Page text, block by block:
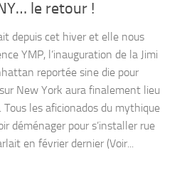
le retour !
depuis cet hiver et elle nous
YMP, l’inauguration de la Jimi
reportée sine die pour
New York aura finalement lieu
les aficionados du mythique
déménager pour s’installer rue
en février dernier (Voir...